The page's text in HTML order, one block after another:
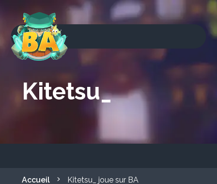
Kitetsu_
Accueil Kitetsu_ joue sur BA